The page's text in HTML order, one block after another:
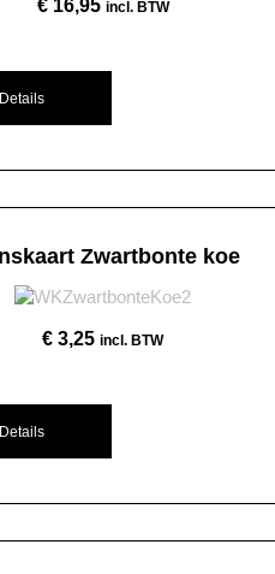
€16,95 incl. BTW
Details
Zwartbonte koe
€ 3,25 incl. BTW
Details